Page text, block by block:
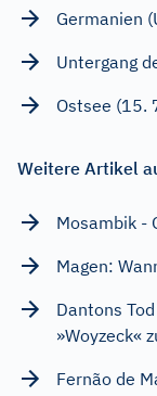
Germanien
Untergang
Ostsee (15.
Weitere Artikel
Mosambik -
Magen:
Dantons
»Woyzeck«
Fernão de